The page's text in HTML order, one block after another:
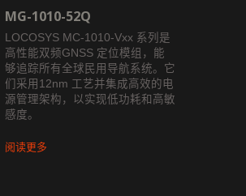
MG-1010-52Q
LOCOSYS MC-1010-Vxx 系列是
高性能双频GNSS 定位模组，能
够追踪所有全球民用导航系统。它
们采用12nm 工艺并集成高效的电
源管理架构，以实现低功耗和高敏
感度。
阅读更多